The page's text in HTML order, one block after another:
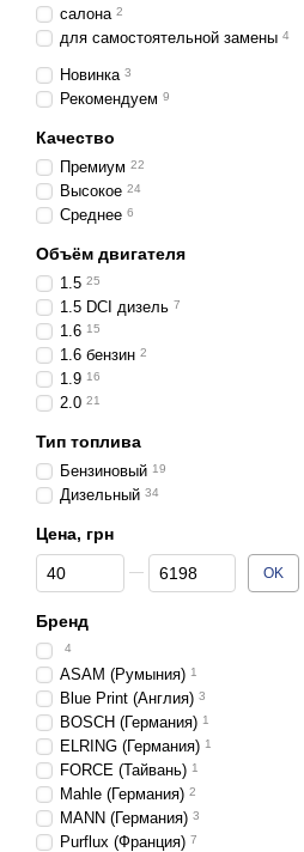
салона 2
для самостоятельной замены 4
Новинка 3
Рекомендуем 9
Качество
Премиум 22
Высокое 24
Среднее 6
Объём двигателя
1.5 25
1.5 DCI дизель 7
1.6 15
1.6 бензин 2
1.9 16
2.0 21
Тип топлива
Бензиновый 19
Дизельный 34
Цена, грн
От Цена, грн
До Цена, грн OK
Бренд
4
ASAM (Румыния) 1
Blue Print (Англия) 3
BOSCH (Германия) 1
ELRING (Германия) 1
FORCE (Тайвань) 1
Mahle (Германия) 2
MANN (Германия) 3
Purflux (Франция) 7